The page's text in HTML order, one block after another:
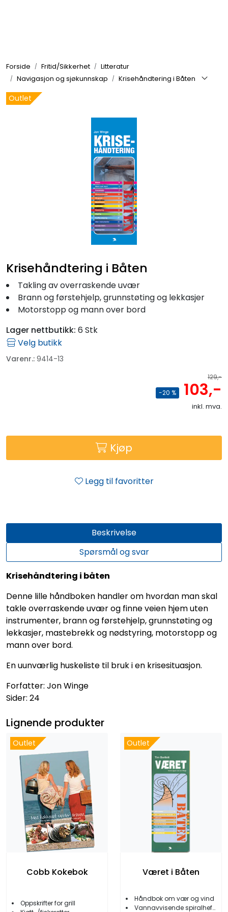
Forside Fritid/Sikkerhet
Litteratur
Navigasjon og sjøkunnskap
Krisehåndtering i Båten
Outlet
Krisehåndtering i Båten
Takling av overraskende uvær
Brann og førstehjelp, grunnstøting og lekkasjer
Motorstopp og mann over bord
Lager nettbutikk: 6 Stk
Velg butikk
Varenr.: 9414-13
129,-
-20 %
103,-
inkl. mva.
Kjøp
Legg til favoritter
Beskrivelse
Spørsmål og svar
Krisehåndtering i båten
Denne lille håndboken handler om hvordan man skal
takle overraskende uvær og finne veien hjem uten
instrumenter, brann og førstehjelp, grunnstøting og
lekkasjer, mastebrekk og nødstyring, motorstopp og
mann over bord.
En uunværlig huskeliste til bruk i en krisesituasjon.
Forfatter: Jon Winge
Sider: 24
Lignende produkter
Outlet
Cobb Kokebok
Oppskrifter for grill
Outlet
Været i Båten
Håndbok om vær og vind
Vannavvisende spiralhefte
Elektrisk
Bygg/Innredning
Fritid/Sikkerhet
Båtpleie/Opplag
Outlet